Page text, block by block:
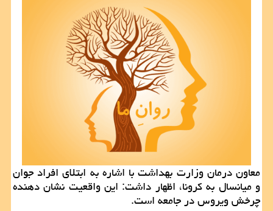
معاون درمان وزارت بهداشت با اشاره به ابتلای افراد جوان
و میانسال به كرونا، اظهار داشت: این واقعیت نشان دهنده
چرخش ویروس در جامعه است.